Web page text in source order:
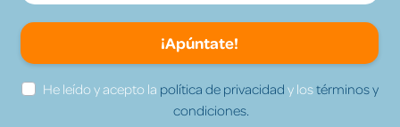
¡Apúntate!
He leído y acepto la política de privacidad y lostérminos y
condiciones.